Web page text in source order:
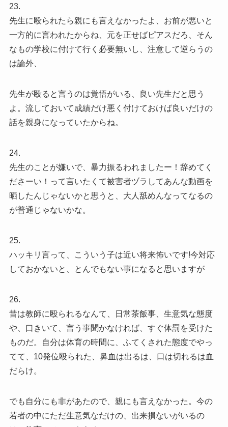
23.
先生に殴られたら親にも言えなかったよ、お前が悪いと
一方的に言われたからね、元を正せばピアスだろ、そん
なもの学校に付けて行く必要無いし、注意して逆らうの
は論外、
先生が殴ると言うのは覚悟がいる、良い先生だと思う
よ。流しておいて成績だけ悪く付けておけば良いだけの
話を親身になっていたからね。
24.
先生のことが嫌いで、暴力振るわれましたー！辞めてく
ださーい！って言いたくて被害者ヅラしてあんな動画を
晒したんじゃないかと思うと、大人舐めんなってなるの
が普通じゃないかな。
25.
ハッキリ言って、こういう子は近い将来怖いです!今対応
しておかないと、とんでもない事になると思いますが
26.
昔は教師に殴られるなんて、日常茶飯事、生意気な態度
や、口きいて、言う事聞かなければ、すぐ体罰を受けた
ものだ。自分は体育の時間に、ふてくされた態度でやっ
てて、10発位殴られた、鼻血は出るは、口は切れるは血
だらけ。
でも自分にも非があたので、親にも言えなかった。今の
若者の中にただ生意気なだけの、出来損ないがいるの